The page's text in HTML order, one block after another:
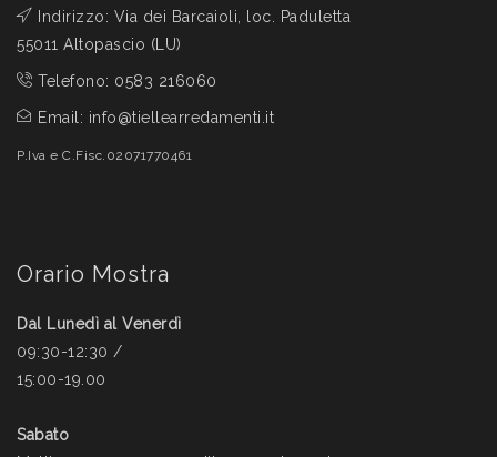
Indirizzo: Via dei Barcaioli, loc. Paduletta
55011 Altopascio (LU)
Telefono: 0583 216060
Email: info@tiellearredamenti.it
P.Iva e C.Fisc.02071770461
Orario Mostra
Dal Lunedì al Venerdì
09:30-12:30 /
15:00-19.00
Sabato